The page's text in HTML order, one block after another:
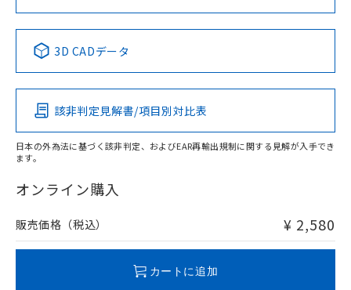
Pb Hg Cd Cr(VI)
O
在庫等で未対応品が混在する可能性があります。
問い合わせください。
No No No No
この製品の規格認証/適合状況ページへ
その他の認証はこちらのページからご検索ください
3D CADデータ
該非判定見解書/項目別対比表
日本の外為法に基づく該非判定、およびEAR再輸出規制に関する見解が入手でき
ます。
オンライン購入
販売価格（税込） ¥ 2,580
カートに追加